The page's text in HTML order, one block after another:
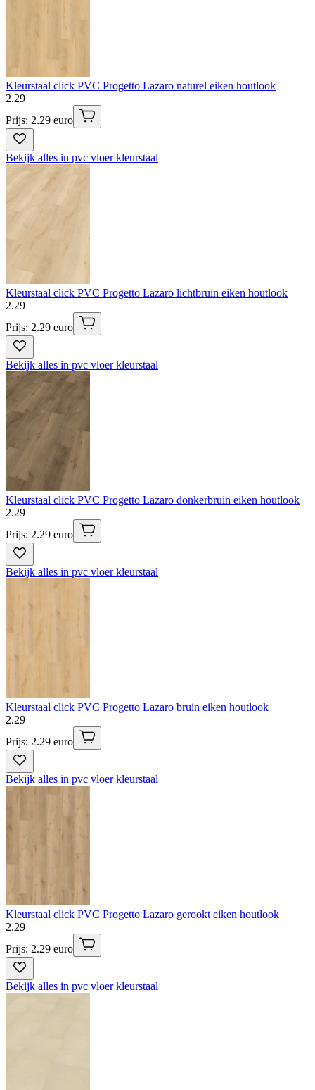
Kleurstaal click PVC Progetto Lazaro naturel eiken houtlook
2.29
Prijs: 2.29 euro
Bekijk alles in pvc vloer kleurstaal
Kleurstaal click PVC Progetto Lazaro lichtbruin eiken houtlook
2.29
Prijs: 2.29 euro
Bekijk alles in pvc vloer kleurstaal
Kleurstaal click PVC Progetto Lazaro donkerbruin eiken houtlook
2.29
Prijs: 2.29 euro
Bekijk alles in pvc vloer kleurstaal
Kleurstaal click PVC Progetto Lazaro bruin eiken houtlook
2.29
Prijs: 2.29 euro
Bekijk alles in pvc vloer kleurstaal
Kleurstaal click PVC Progetto Lazaro gerookt eiken houtlook
2.29
Prijs: 2.29 euro
Bekijk alles in pvc vloer kleurstaal